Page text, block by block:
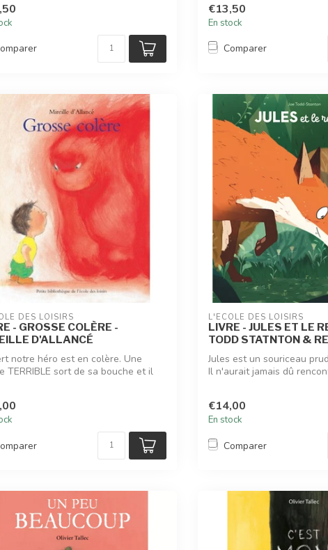
€13,50
En stock
Comparer
DES LOISIRS
- GROSSE COLÈRE -
D'ALLANCÉ
notre héro est en colère. Une
TERRIBLE sort de sa bouche et il
L'ÉCOLE DES LOISIRS
LIVRE - JULES ET LE
TODD STATNTON &
Jules est un souriceau
Il n'aurait jamais dû
€14,00
En stock
Comparer